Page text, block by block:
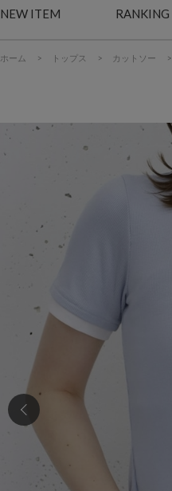
NEW ITEM RANKING
ホーム > トップス > カットソー >